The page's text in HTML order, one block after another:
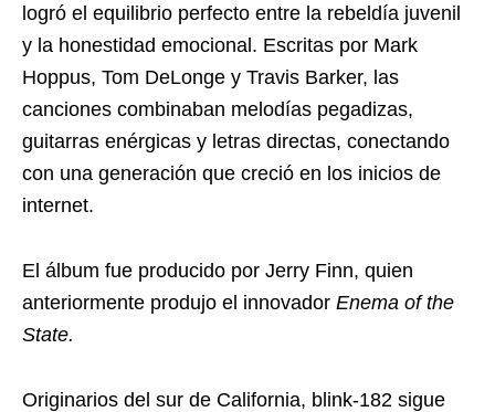
logró el equilibrio perfecto entre la rebeldía juvenil
y la honestidad emocional. Escritas por Mark
Hoppus, Tom DeLonge y Travis Barker, las
canciones combinaban melodías pegadizas,
guitarras enérgicas y letras directas, conectando
con una generación que creció en los inicios de
internet.
El álbum fue producido por Jerry Finn, quien
anteriormente produjo el innovador Enema of the
State.
Originarios del sur de California, blink-182 sigue